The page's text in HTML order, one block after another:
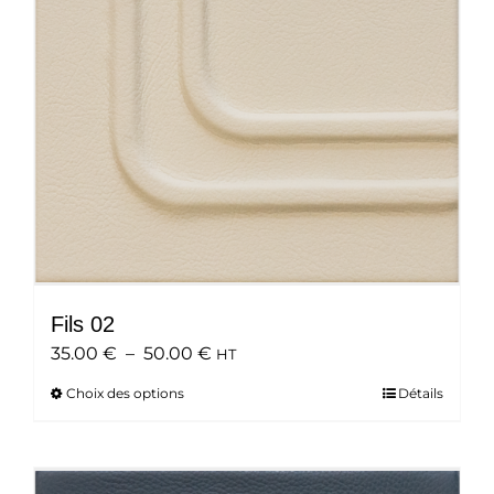
page
du
Fils 02
35.00 € – 50.00 € Plage
50.00 €
HT
Choix des optionsCe
plusieurs
Détails